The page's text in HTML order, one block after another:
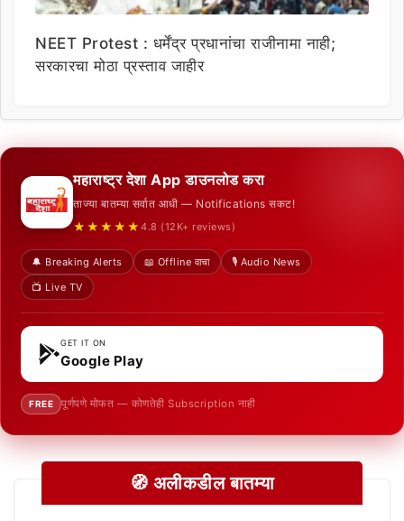
NEET Protest : धर्मेंद्र प्रधानांचा राजीनामा नाही;
सरकारचा मोठा प्रस्ताव जाहीर
महाराष्ट्र देशा App डाउनलोड करा
ताज्या बातम्या सर्वात आधी — Notifications सकट!
★★★★★ 4.8 (12K+ reviews)
🔔 Breaking Alerts 📖 Offline वाचा
🎙️ Audio News
📺 Live TV
GET IT ON
Google Play
FREE पूर्णपणे मोफत — कोणतेही Subscription नाही
🧭 अलीकडील बातम्या